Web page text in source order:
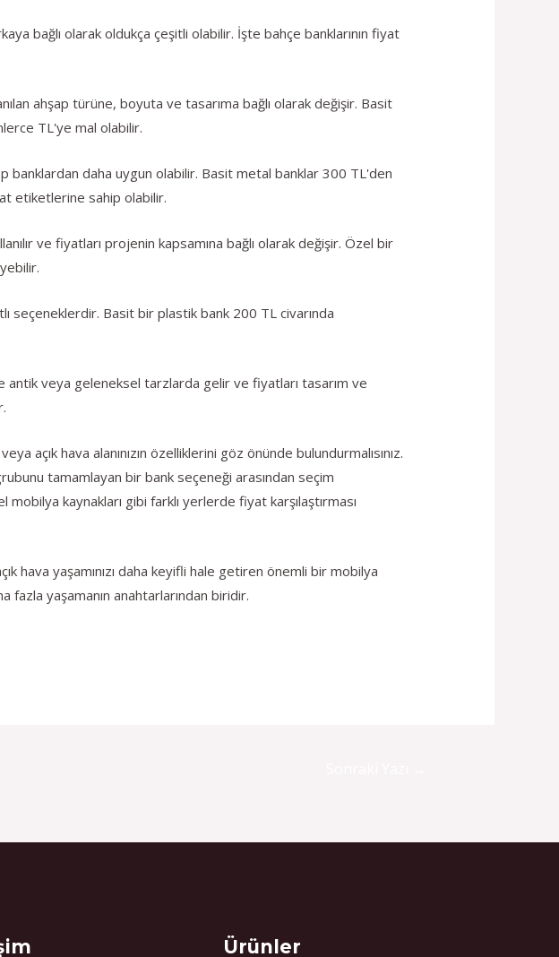
bağlı olarak oldukça çeşitli olabilir. İşte bahçe banklarının fiyat
ahşap türüne, boyuta ve tasarıma bağlı olarak değişir. Basit
TL'ye mal olabilir.
banklardan daha uygun olabilir. Basit metal banklar 300 TL'den
etiketlerine sahip olabilir.
ve fiyatları projenin kapsamına bağlı olarak değişir. Özel bir
seçeneklerdir. Basit bir plastik bank 200 TL civarında
antik veya geleneksel tarzlarda gelir ve fiyatları tasarım ve
açık hava alanınızın özelliklerini göz önünde bulundurmalısınız.
tamamlayan bir bank seçeneği arasından seçim
kaynakları gibi farklı yerlerde fiyat karşılaştırması
hava yaşamınızı daha keyifli hale getiren önemli bir mobilya
fazla yaşamanın anahtarlarından biridir.
Ürünler
Select